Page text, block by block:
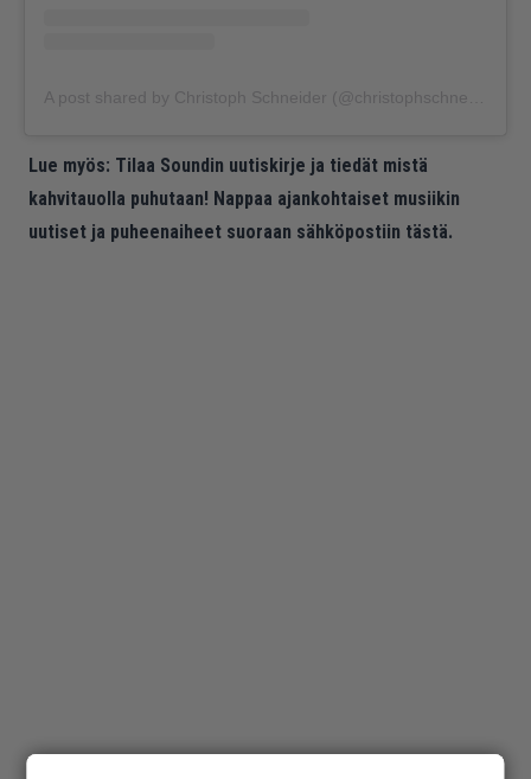
Lue myös: Tilaa Soundin uutiskirje ja tiedät mistä
kahvitauolla puhutaan! Nappaa ajankohtaiset musiikin
uutiset ja puheenaiheet suoraan sähköpostiin tästä.